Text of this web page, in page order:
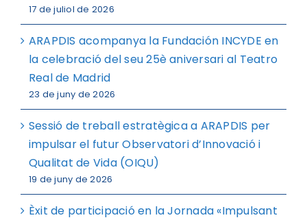
17 de juliol de 2026
ARAPDIS acompanya la Fundación INCYDE en
la celebració del seu 25è aniversari al Teatro
Real de Madrid
23 de juny de 2026
Sessió de treball estratègica a ARAPDIS per
impulsar el futur Observatori d’Innovació i
Qualitat de Vida (OIQU)
19 de juny de 2026
Èxit de participació en la Jornada «Impulsant